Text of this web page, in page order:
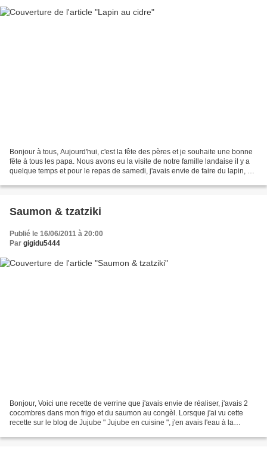
Bonjour à tous, Aujourd'hui, c'est la fête des pères et je souhaite une bonne
fête à tous les papa. Nous avons eu la visite de notre famille landaise il y a
quelque temps et pour le repas de samedi, j'avais envie de faire du lapin, en
Saumon & tzatziki
Publié le 16/06/2011 à 20:00
Par gigidu5444
Bonjour, Voici une recette de verrine que j'avais envie de réaliser, j'avais 2
cocombres dans mon frigo et du saumon au congèl. Lorsque j'ai vu cette
recette sur le blog de Jujube " Jujube en cuisine ", j'en avais l'eau à la